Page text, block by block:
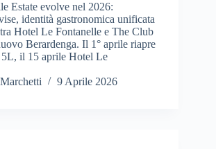
Estate evolve nel 2026:
identità gastronomica unificata
Hotel Le Fontanelle e The Club
Berardenga. Il 1° aprile riapre
il 15 aprile Hotel Le
9 Aprile 2026